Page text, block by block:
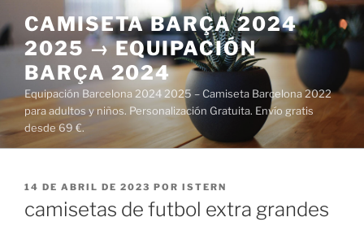
al
contenido
CAMISETA BARÇA 2024
2025 → EQUIPACIÓN
BARÇA 2024
Equipación Barcelona 2024 2025 – Camiseta Barcelona 2022
para adultos y niños. Personalización Gratuita. Envío gratis
desde 69 €.
PUBLICADO
14 DE ABRIL DE 2023 POR ISTERN
camisetas de futbol extra grandes